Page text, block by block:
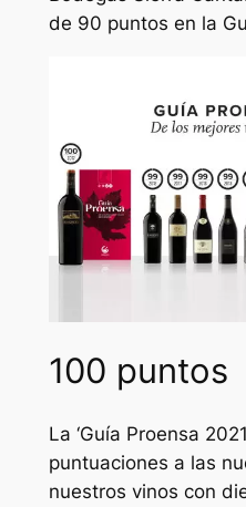
de 90 puntos en la
100 puntos
La ‘Guía Proensa
puntuaciones a las
nuestros vinos con